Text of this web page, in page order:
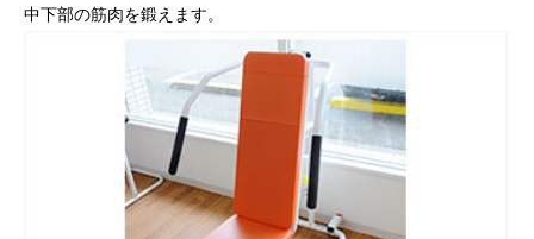
中下部の筋肉を鍛えます。